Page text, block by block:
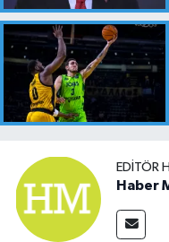
EDITÖR
Haber